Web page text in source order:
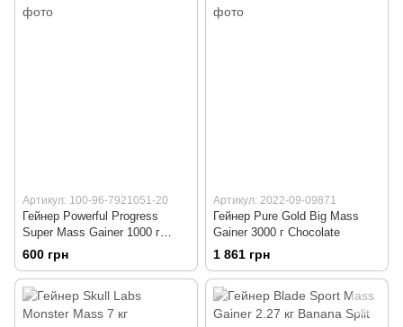
Артикул: 100-96-7921051-20
Гейнер Powerful Progress
Super Mass Gainer 1000 г
Banana
600 грн
Артикул: 2022-09-09871
Гейнер Pure Gold Big Mass
Gainer 3000 г Chocolate
1 861 грн